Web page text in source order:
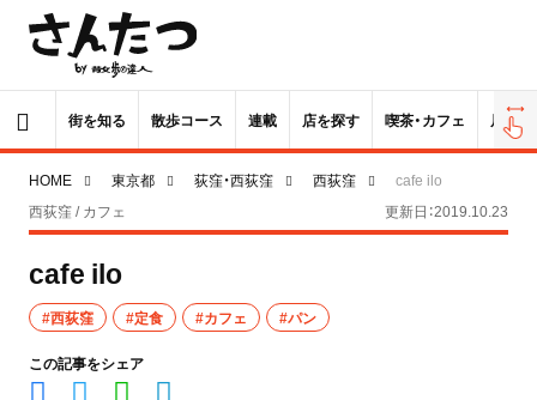
街を知る 散歩コース 連載 店を探す 喫茶・カフェ 居酒屋
HOME 東京都 荻窪・西荻窪 西荻窪
cafe ilo
西荻窪 / カフェ
更新日：2019.10.23
cafe ilo
#西荻窪 #定食 #カフェ #パン
この記事をシェア